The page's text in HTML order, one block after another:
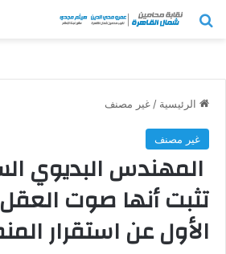
بحث عن
الرئيسية / غير مصنف
غير مصنف
المهندس البديوي
تثبت أنها صوت
الأول عن استقرار